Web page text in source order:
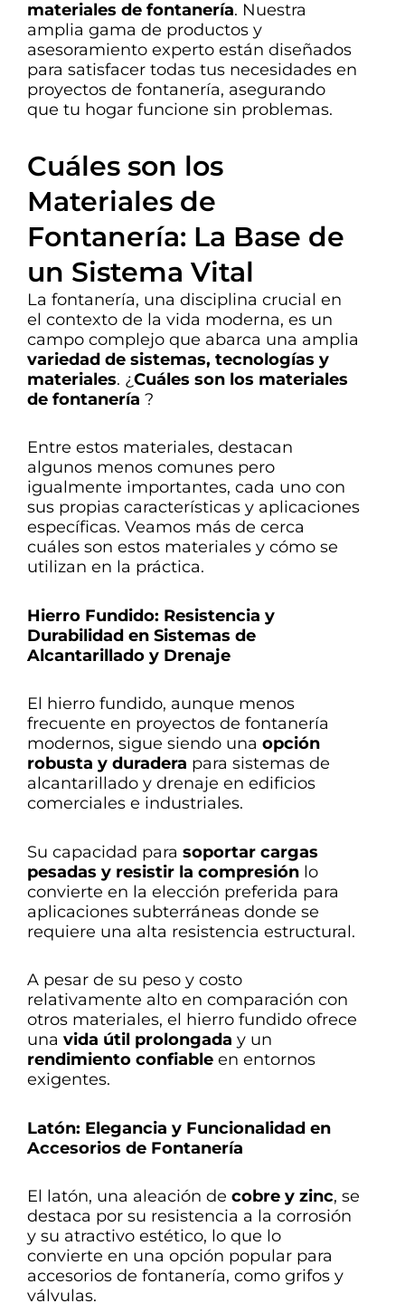
materiales de fontanería. Nuestra
amplia gama de productos y
asesoramiento experto están diseñados
para satisfacer todas tus necesidades en
proyectos de fontanería, asegurando
que tu hogar funcione sin problemas.
Cuáles son los
Materiales de
Fontanería: La Base de
un Sistema Vital
La fontanería, una disciplina crucial en
el contexto de la vida moderna, es un
campo complejo que abarca una amplia
variedad de sistemas, tecnologías y
materiales. ¿Cuáles son los materiales
de fontanería ?
Entre estos materiales, destacan
algunos menos comunes pero
igualmente importantes, cada uno con
sus propias características y aplicaciones
específicas. Veamos más de cerca
cuáles son estos materiales y cómo se
utilizan en la práctica.
Hierro Fundido: Resistencia y
Durabilidad en Sistemas de
Alcantarillado y Drenaje
El hierro fundido, aunque menos
frecuente en proyectos de fontanería
modernos, sigue siendo una opción
robusta y duradera para sistemas de
alcantarillado y drenaje en edificios
comerciales e industriales.
Su capacidad para soportar cargas
pesadas y resistir la compresión lo
convierte en la elección preferida para
aplicaciones subterráneas donde se
requiere una alta resistencia estructural.
A pesar de su peso y costo
relativamente alto en comparación con
otros materiales, el hierro fundido ofrece
una vida útil prolongada y un
rendimiento confiable en entornos
exigentes.
Latón: Elegancia y Funcionalidad en
Accesorios de Fontanería
El latón, una aleación de cobre y zinc, se
destaca por su resistencia a la corrosión
y su atractivo estético, lo que lo
convierte en una opción popular para
accesorios de fontanería, como grifos y
válvulas.